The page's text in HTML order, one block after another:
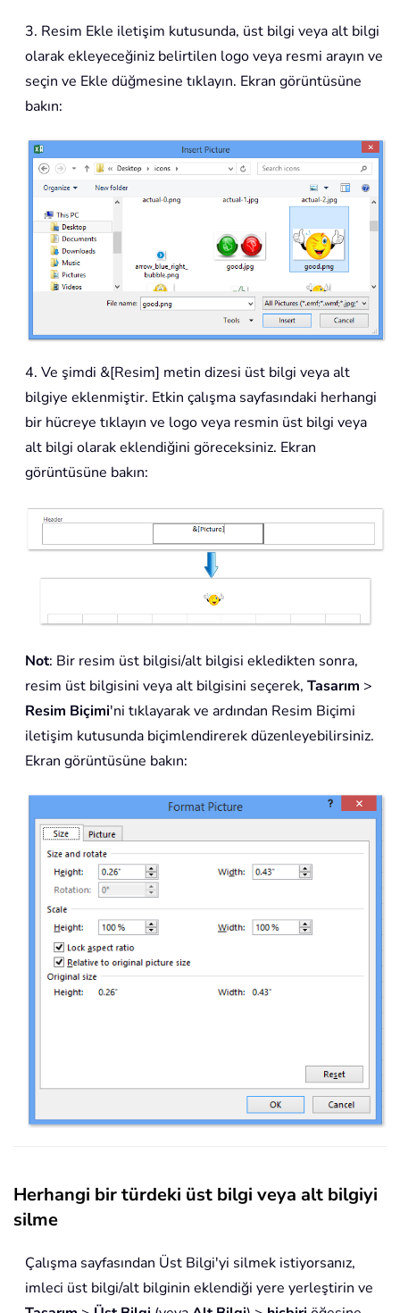
3. Resim Ekle iletişim kutusunda, üst bilgi veya alt bilgi
olarak ekleyeceğiniz belirtilen logo veya resmi arayın ve
seçin ve Ekle düğmesine tıklayın. Ekran görüntüsüne
bakın:
4. Ve şimdi &[Resim] metin dizesi üst bilgi veya alt
bilgiye eklenmiştir. Etkin çalışma sayfasındaki herhangi
bir hücreye tıklayın ve logo veya resmin üst bilgi veya
alt bilgi olarak eklendiğini göreceksiniz. Ekran
görüntüsüne bakın:
Not: Bir resim üst bilgisi/alt bilgisi ekledikten sonra,
resim üst bilgisini veya alt bilgisini seçerek, Tasarım >
Resim Biçimi'ni tıklayarak ve ardından Resim Biçimi
iletişim kutusunda biçimlendirerek düzenleyebilirsiniz.
Ekran görüntüsüne bakın:
Herhangi bir türdeki üst bilgi veya alt bilgiyi
silme
Çalışma sayfasından Üst Bilgi'yi silmek istiyorsanız,
imleci üst bilgi/alt bilginin eklendiği yere yerleştirin ve